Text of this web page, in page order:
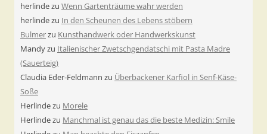
herlindezu Wenn Gartenträume wahr werden
herlindezu In den Scheunen des Lebens stöbern
Bulmerzu Kunsthandwerk oder Handwerkskunst
Mandyzu Italienischer Zwetschgendatschi mit Pasta Madre
(Sauerteig)
Claudia Eder-Feldmann zu Überbackener Karfiol in Senf-Käse-
Soße
Herlindezu Morele
Herlindezu Manchmal ist genau das die beste Medizin: Smile